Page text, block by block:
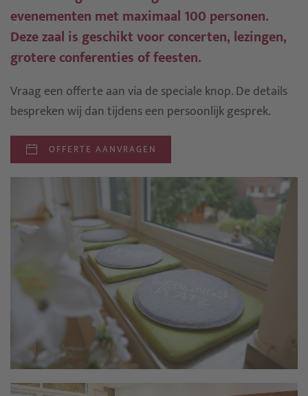
evenementen met maximaal 100 personen.
Deze zaal is geschikt voor concerten, lezingen,
grotere conferenties of feesten.
Vraag een offerte aan via de speciale knop. De details
bespreken wij dan tijdens een persoonlijk gesprek.
OFFERTE AANVRAGEN